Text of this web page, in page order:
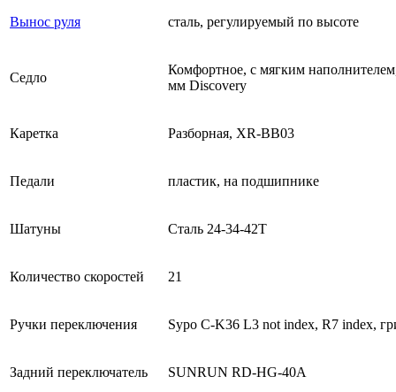
Вынос руля сталь, регулируемый по высоте
Седло
Комфортное, с мягким
мм Discovery
Каретка Разборная, XR-BB03
Педали пластик, на подшипнике
Шатуны Сталь 24-34-42Т
Количество скоростей 21
Ручки переключения Sypo C-K36 L3 not index, R7 index,
Задний переключатель SUNRUN RD-HG-40A